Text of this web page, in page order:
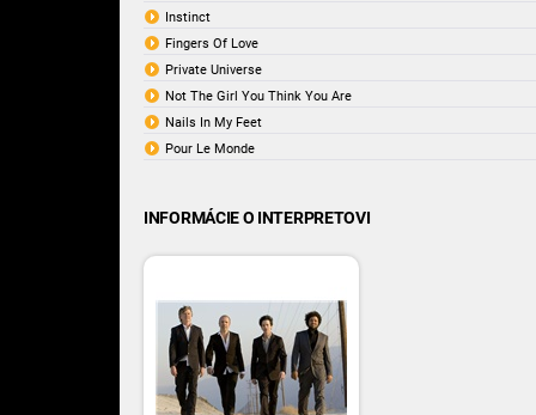
Instinct
Fingers Of Love
Private Universe
Not The Girl You Think You Are
Nails In My Feet
Pour Le Monde
INFORMÁCIE O INTERPRETOVI